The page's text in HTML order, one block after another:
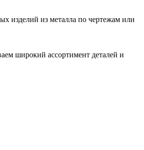
изделий из металла по чертежам или
широкий ассортимент деталей и